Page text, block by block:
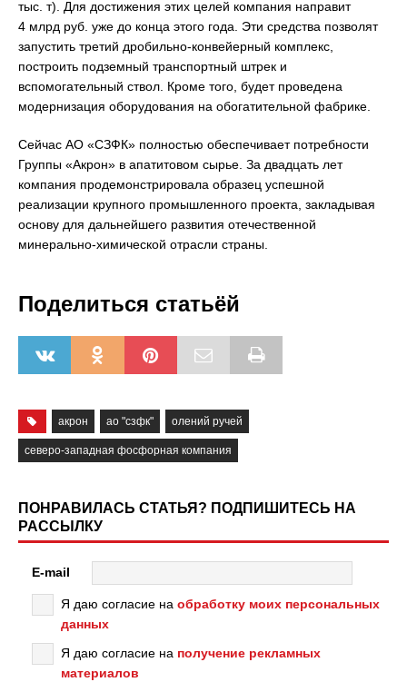
тыс. т). Для достижения этих целей компания направит
4 млрд руб. уже до конца этого года. Эти средства позволят
запустить третий дробильно-конвейерный комплекс,
построить подземный транспортный штрек и
вспомогательный ствол. Кроме того, будет проведена
модернизация оборудования на обогатительной фабрике.
Сейчас АО «СЗФК» полностью обеспечивает потребности
Группы «Акрон» в апатитовом сырье. За двадцать лет
компания продемонстрировала образец успешной
реализации крупного промышленного проекта, закладывая
основу для дальнейшего развития отечественной
минерально-химической отрасли страны.
Поделиться статьёй
акрон ао "сзфк" олений ручей
северо-западная фосфорная компания
ПОНРАВИЛАСЬ СТАТЬЯ? ПОДПИШИТЕСЬ НА
РАССЫЛКУ
E-mail
Я даю согласие на обработку моих персональных
данных
Я даю согласие на получение рекламных
материалов